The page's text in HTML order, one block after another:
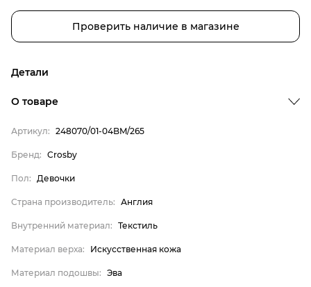
Проверить наличие в магазине
Детали
Страна производитель
Внутренний материал
Материал верха
Материал подошвы
Материал стельки
О товаре
Артикул: 248070/01-04BM/265
Бренд: Crosby
Пол: Девочки
Страна производитель: Англия
Внутренний материал: Текстиль
Материал верха: Искусственная кожа
Материал подошвы: Эва